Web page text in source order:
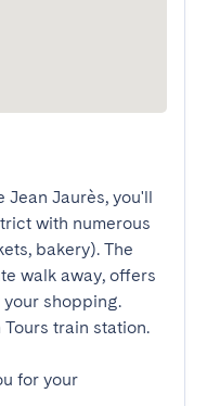
Jean Jaurès, you'll
with numerous
bakery). The
walk away, offers
shopping.
train station.
for your